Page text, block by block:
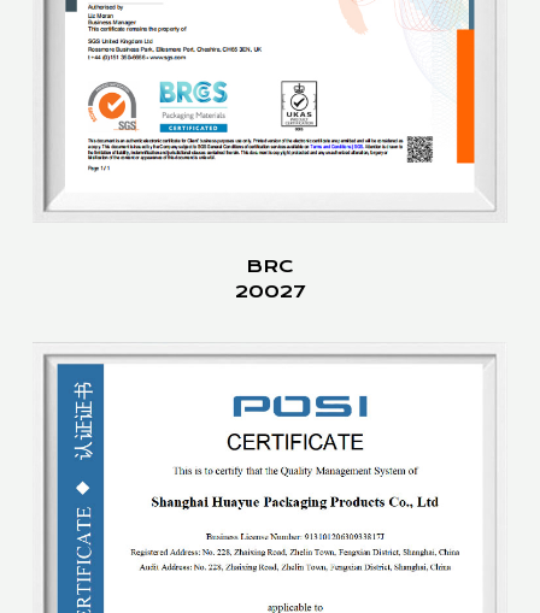
BRC
20027